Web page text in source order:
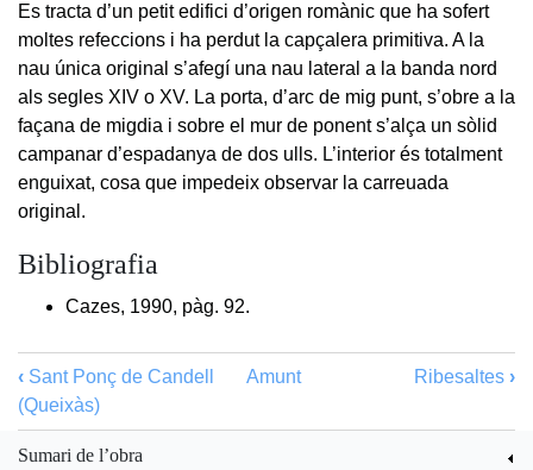
Es tracta d’un petit edifici d’origen romànic que ha sofert
moltes refeccions i ha perdut la capçalera primitiva. A la
nau única original s’afegí una nau lateral a la banda nord
als segles XIV o XV. La porta, d’arc de mig punt, s’obre a la
façana de migdia i sobre el mur de ponent s’alça un sòlid
campanar d’espadanya de dos ulls. L’interior és totalment
enguixat, cosa que impedeix observar la carreuada
original.
Bibliografia
Cazes, 1990, pàg. 92.
‹ Sant Ponç de Candell
(Queixàs)
Amunt Ribesaltes ›
Sumari de l’obra